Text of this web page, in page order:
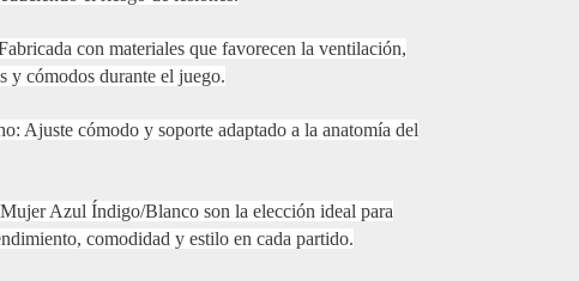
con materiales que favorecen la ventilación,
y cómodos durante el juego.
Ajuste cómodo y soporte adaptado a la anatomía del
Azul Índigo/Blanco son la elección ideal para
comodidad y estilo en cada partido.